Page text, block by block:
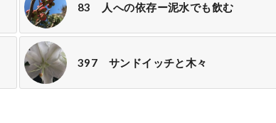
83 人への依存ー泥水でも飲む
397 サンドイッチと木々